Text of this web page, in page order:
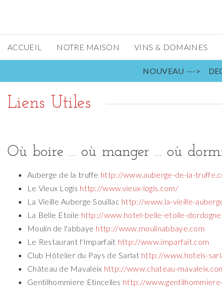
ACCUEIL NOTRE MAISON VINS & DOMAINES
NOUVEAU --->
Liens Utiles
Où boire … où manger … où
Auberge de la truffe http://www.auberge-de-la-
Le Vieux Logis http://www.vieux-logis.com/
La Vieille Auberge Souillac http://www.la-vieille-
La Belle Etoile http://www.hotel-belle-etoile-
Moulin de l'abbaye http://www.moulinabbaye.com
Le Restaurant l'Imparfait http://www.imparfait.com
Club Hôtelier du Pays de Sarlat http://www.hotels-
Château de Mavaleix http://www.chateau-
Gentilhommiere Etincelles http://